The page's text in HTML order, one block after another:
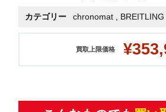
カテゴリー chronomat , BREITLING
買取上限価格